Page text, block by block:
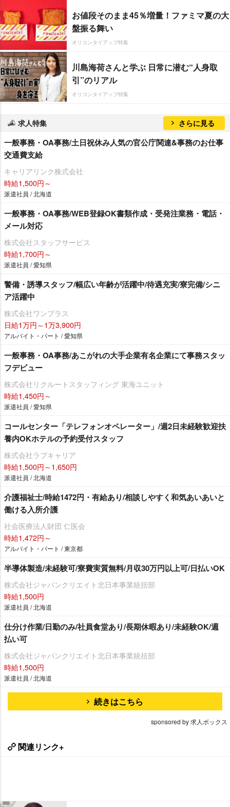
お値段そのまま45％増量！ファミマ夏の大
盤振る舞い
オリコンタイアップ特集
川島海荷さんと学ぶ 日常に潜む“人身取
引”のリアル
オリコンタイアップ特集
求人特集 さらに見る
一般事務・OA事務/土日祝休み人気の官公庁関連&事務のお仕事
交通費支給
キャリアリンク株式会社
時給1,500円～
派遣社員 / 北海道
一般事務・OA事務/WEB登録OK書類作成・受発注業務・電話・
メール対応
株式会社スタッフサービス
時給1,700円～
派遣社員 / 愛知県
警備・誘導スタッフ/幅広い年齢が活躍中/待遇充実/寮完備/シニ
ア活躍中
株式会社ワンプラス
日給1万円～1万3,900円
アルバイト・パート / 愛知県
一般事務・OA事務/あこがれの大手企業有名企業にて事務スタッ
フデビュー
株式会社リクルートスタッフィング 東海ユニット
時給1,450円～
派遣社員 / 愛知県
コールセンター「テレフォンオペレーター」/週2日未経験歓迎扶
養内OKホテルの予約受付スタッフ
株式会社ラブキャリア
時給1,500円～1,650円
派遣社員 / 北海道
介護福祉士/時給1472円・有給あり/相談しやすく和気あいあいと
働ける入所介護
社会医療法人財団 仁医会
時給1,472円～
アルバイト・パート / 東京都
半導体製造/未経験可/寮費実質無料/月収30万円以上可/日払いOK
株式会社ジャパンクリエイト北日本事業統括部
時給1,500円
派遣社員 / 北海道
仕分け作業/日勤のみ/社員食堂あり/長期休暇あり/未経験OK/週
払い可
株式会社ジャパンクリエイト北日本事業統括部
時給1,500円
派遣社員 / 北海道
続きはこちら
sponsored by 求人ボックス
関連リンク+